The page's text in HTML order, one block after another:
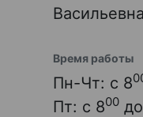
Васильевна
Время работы
Пн-Чт: с 8
Пт: с 800